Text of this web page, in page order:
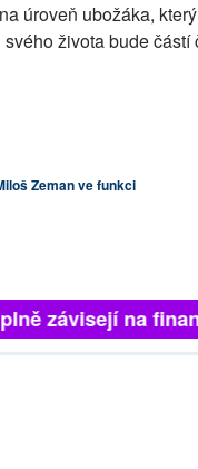
úroveň ubožáka,
života bude
Zeman ve funkci
závisejí na